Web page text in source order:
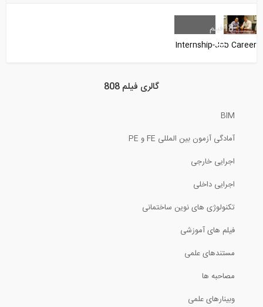
13:02
جزئیات آرماتور گذاری در تیر ها و ستون...
طراحی دال RCC در نرم افزار ETABS 2016-...
17:44
Internship-Job Career
18فیلم
گالری فیلم 808
BIM
آمادگی آزمون بین المللی FE و PE
اجرایی خارجی
اجرایی داخلی
تکنولوژی های نوین ساختمانی
فیلم های آموزشی
مستندهای علمی
مصاحبه ها
وبینارهای علمی